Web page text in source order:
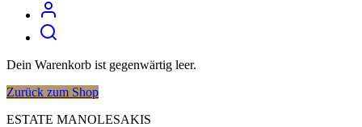
Dein Warenkorb ist gegenwärtig leer.
Zurück zum Shop
ESTATE MANOLESAKIS